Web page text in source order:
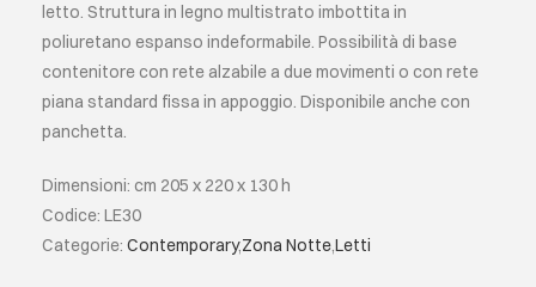
SU MISURA
ABOUT
letto. Struttura in legno multistrato imbottita in
poliuretano espanso indeformabile. Possibilità di base
contenitore con rete alzabile a due movimenti o con rete
piana standard fissa in appoggio. Disponibile anche con
panchetta.
Dimensioni: cm 205 x 220 x 130 h
Codice: LE30
Categorie: Contemporary,Zona Notte,Letti